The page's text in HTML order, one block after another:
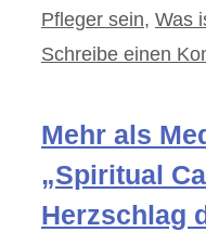
Pfleger sein, Was
Schreibe einen
Mehr als
„Spiritual
Herzschlag